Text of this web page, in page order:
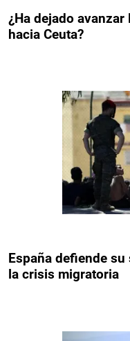
¿Ha dejado
hacia Ceuta?
España defiende
la crisis migratoria